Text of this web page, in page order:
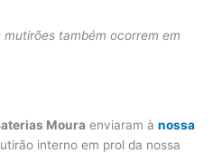
mutirões também ocorrem em
Moura enviaram à nossa
interno em prol da nossa